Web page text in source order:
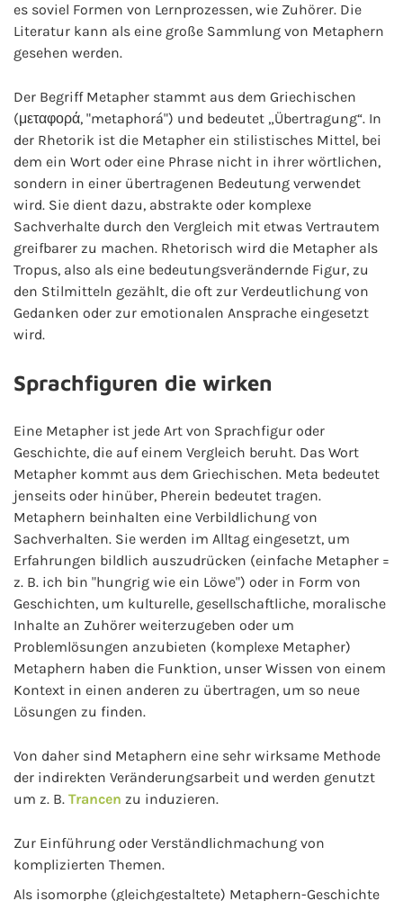
es soviel Formen von Lernprozessen, wie Zuhörer. Die
Literatur kann als eine große Sammlung von Metaphern
gesehen werden.
Der Begriff Metapher stammt aus dem Griechischen
(μεταφορά, "metaphorá") und bedeutet „Übertragung“. In
der Rhetorik ist die Metapher ein stilistisches Mittel, bei
dem ein Wort oder eine Phrase nicht in ihrer wörtlichen,
sondern in einer übertragenen Bedeutung verwendet
wird. Sie dient dazu, abstrakte oder komplexe
Sachverhalte durch den Vergleich mit etwas Vertrautem
greifbarer zu machen. Rhetorisch wird die Metapher als
Tropus, also als eine bedeutungsverändernde Figur, zu
den Stilmitteln gezählt, die oft zur Verdeutlichung von
Gedanken oder zur emotionalen Ansprache eingesetzt
wird.
Sprachfiguren die wirken
Eine Metapher ist jede Art von Sprachfigur oder
Geschichte, die auf einem Vergleich beruht. Das Wort
Metapher kommt aus dem Griechischen. Meta bedeutet
jenseits oder hinüber, Pherein bedeutet tragen.
Metaphern beinhalten eine Verbildlichung von
Sachverhalten. Sie werden im Alltag eingesetzt, um
Erfahrungen bildlich auszudrücken (einfache Metapher =
z. B. ich bin "hungrig wie ein Löwe") oder in Form von
Geschichten, um kulturelle, gesellschaftliche, moralische
Inhalte an Zuhörer weiterzugeben oder um
Problemlösungen anzubieten (komplexe Metapher)
Metaphern haben die Funktion, unser Wissen von einem
Kontext in einen anderen zu übertragen, um so neue
Lösungen zu finden.
Von daher sind Metaphern eine sehr wirksame Methode
der indirekten Veränderungsarbeit und werden genutzt
um z. B. Trancen zu induzieren.
Zur Einführung oder Verständlichmachung von
komplizierten Themen.
Als isomorphe (gleichgestaltete) Metaphern-Geschichte